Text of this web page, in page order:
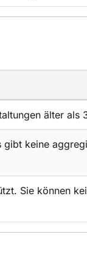
älter
gibt keine
Sie können